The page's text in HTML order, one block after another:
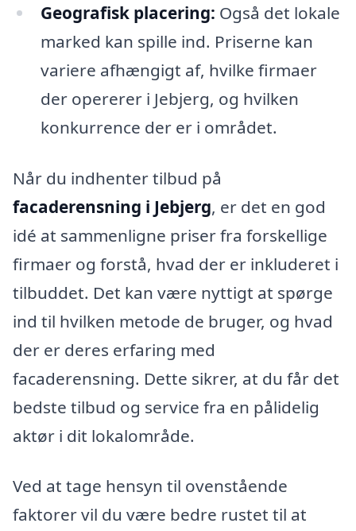
Geografisk placering: Også det lokale
marked kan spille ind. Priserne kan
variere afhængigt af, hvilke firmaer
der opererer i Jebjerg, og hvilken
konkurrence der er i området.
Når du indhenter tilbud på
facaderensning i Jebjerg, er det en god
idé at sammenligne priser fra forskellige
firmaer og forstå, hvad der er inkluderet i
tilbuddet. Det kan være nyttigt at spørge
ind til hvilken metode de bruger, og hvad
der er deres erfaring med
facaderensning. Dette sikrer, at du får det
bedste tilbud og service fra en pålidelig
aktør i dit lokalområde.
Ved at tage hensyn til ovenstående
faktorer vil du være bedre rustet til at